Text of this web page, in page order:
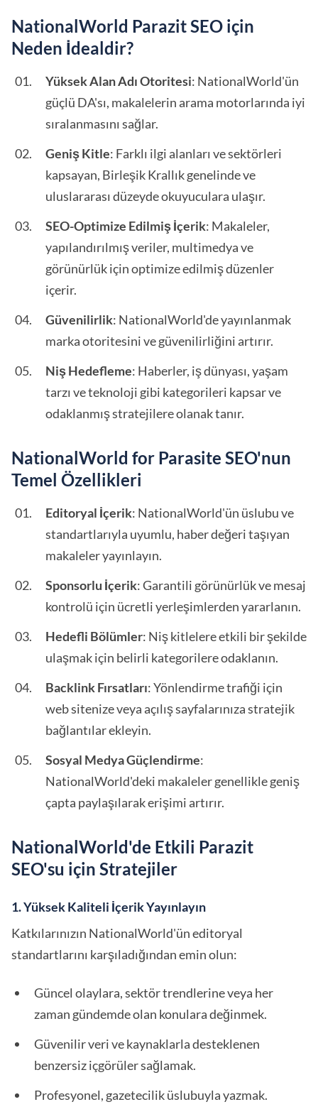
NationalWorld Parazit SEO için
Neden İdealdir?
Yüksek Alan Adı Otoritesi: NationalWorld'ün
güçlü DA'sı, makalelerin arama motorlarında iyi
sıralanmasını sağlar.
Geniş Kitle: Farklı ilgi alanları ve sektörleri
kapsayan, Birleşik Krallık genelinde ve
uluslararası düzeyde okuyuculara ulaşır.
SEO-Optimize Edilmiş İçerik: Makaleler,
yapılandırılmış veriler, multimedya ve
görünürlük için optimize edilmiş düzenler
içerir.
Güvenilirlik: NationalWorld'de yayınlanmak
marka otoritesini ve güvenilirliğini artırır.
Niş Hedefleme: Haberler, iş dünyası, yaşam
tarzı ve teknoloji gibi kategorileri kapsar ve
odaklanmış stratejilere olanak tanır.
NationalWorld for Parasite SEO'nun
Temel Özellikleri
Editoryal İçerik: NationalWorld'ün üslubu ve
standartlarıyla uyumlu, haber değeri taşıyan
makaleler yayınlayın.
Sponsorlu İçerik: Garantili görünürlük ve mesaj
kontrolü için ücretli yerleşimlerden yararlanın.
Hedefli Bölümler: Niş kitlelere etkili bir şekilde
ulaşmak için belirli kategorilere odaklanın.
Backlink Fırsatları: Yönlendirme trafiği için
web sitenize veya açılış sayfalarınıza stratejik
bağlantılar ekleyin.
Sosyal Medya Güçlendirme:
NationalWorld'deki makaleler genellikle geniş
çapta paylaşılarak erişimi artırır.
NationalWorld'de Etkili Parazit
SEO'su için Stratejiler
1. Yüksek Kaliteli İçerik Yayınlayın
Katkılarınızın NationalWorld'ün editoryal
standartlarını karşıladığından emin olun:
Güncel olaylara, sektör trendlerine veya her
zaman gündemde olan konulara değinmek.
Güvenilir veri ve kaynaklarla desteklenen
benzersiz içgörüler sağlamak.
Profesyonel, gazetecilik üslubuyla yazmak.